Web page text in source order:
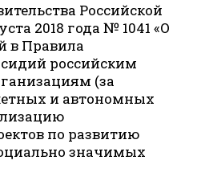
Российской
2018 года № 1041 «О
в Правила
российским
(за
и автономных
по развитию
значимых